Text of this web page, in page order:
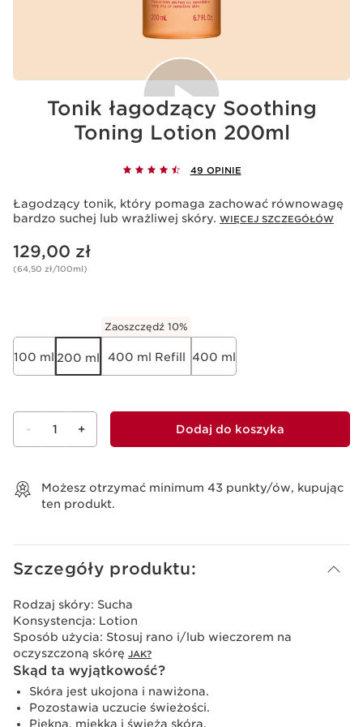
Odtwarzanie tego filmu oznacza zapisywanie przez
usługi i personalizowanie reklam. Szczegółowe
informacje można znaleźć w polityce prywatności firm
Jeśli chcesz odtworzyć film, musisz wyrazić zgodę,
klikając poniżej.
Tonik łagodzący Soothing
Toning Lotion 200ml
49 OPINIE
Łagodzący tonik, który pomaga zachować równowagę
bardzo suchej lub wrażliwej skóry. WIĘCEJ SZCZEGÓŁÓW
Aktualna cena 129,00 zł
129,00 zł
(64,50 zł/100ml)
100 ml 200 ml
Zaoszczędź 10%
400 ml Refill 400 ml
- 1 + Dodaj do koszyka
Możesz otrzymać minimum 43 punkty/ów, kupując
ten produkt.
Szczegóły produktu:
Rodzaj skóry: Sucha
Konsystencja: Lotion
Sposób użycia: Stosuj rano i/lub wieczorem na
oczyszczoną skórę JAK?
Skąd ta wyjątkowość?
Skóra jest ukojona i nawiżona.
Pozostawia uczucie świeżości.
Piękna, miękka i świeża skóra.